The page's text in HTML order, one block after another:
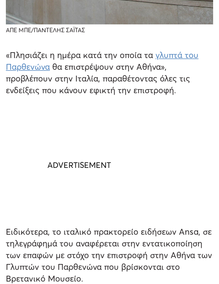
ΑΠΕ ΜΠΕ/ΠΑΝΤΕΛΗΣ ΣΑΪΤΑΣ
«Πλησιάζει η ημέρα κατά την οποία τα γλυπτά του
Παρθενώνα θα επιστρέψουν στην Αθήνα»,
προβλέπουν στην Ιταλία, παραθέτοντας όλες τις
ενδείξεις που κάνουν εφικτή την επιστροφή.
Ειδικότερα, το ιταλικό πρακτορείο ειδήσεων Ansa, σε
τηλεγράφημά του αναφέρεται στην εντατικοποίηση
των επαφών με στόχο την επιστροφή στην Αθήνα των
Γλυπτών του Παρθενώνα που βρίσκονται στο
Βρετανικό Μουσείο.